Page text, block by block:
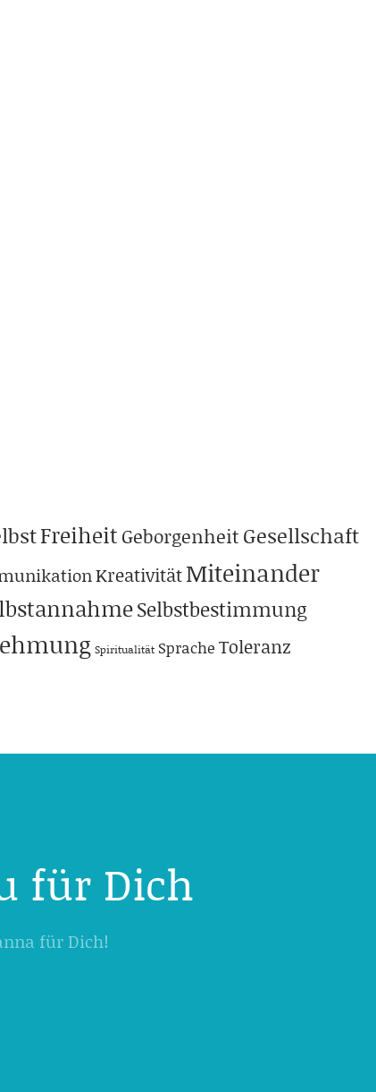
Freiheit Geborgenheit Gesellschaft
KreativitätMiteinander
Selbstbestimmung
Spiritualität Sprache Toleranz
für Dich
für Dich!